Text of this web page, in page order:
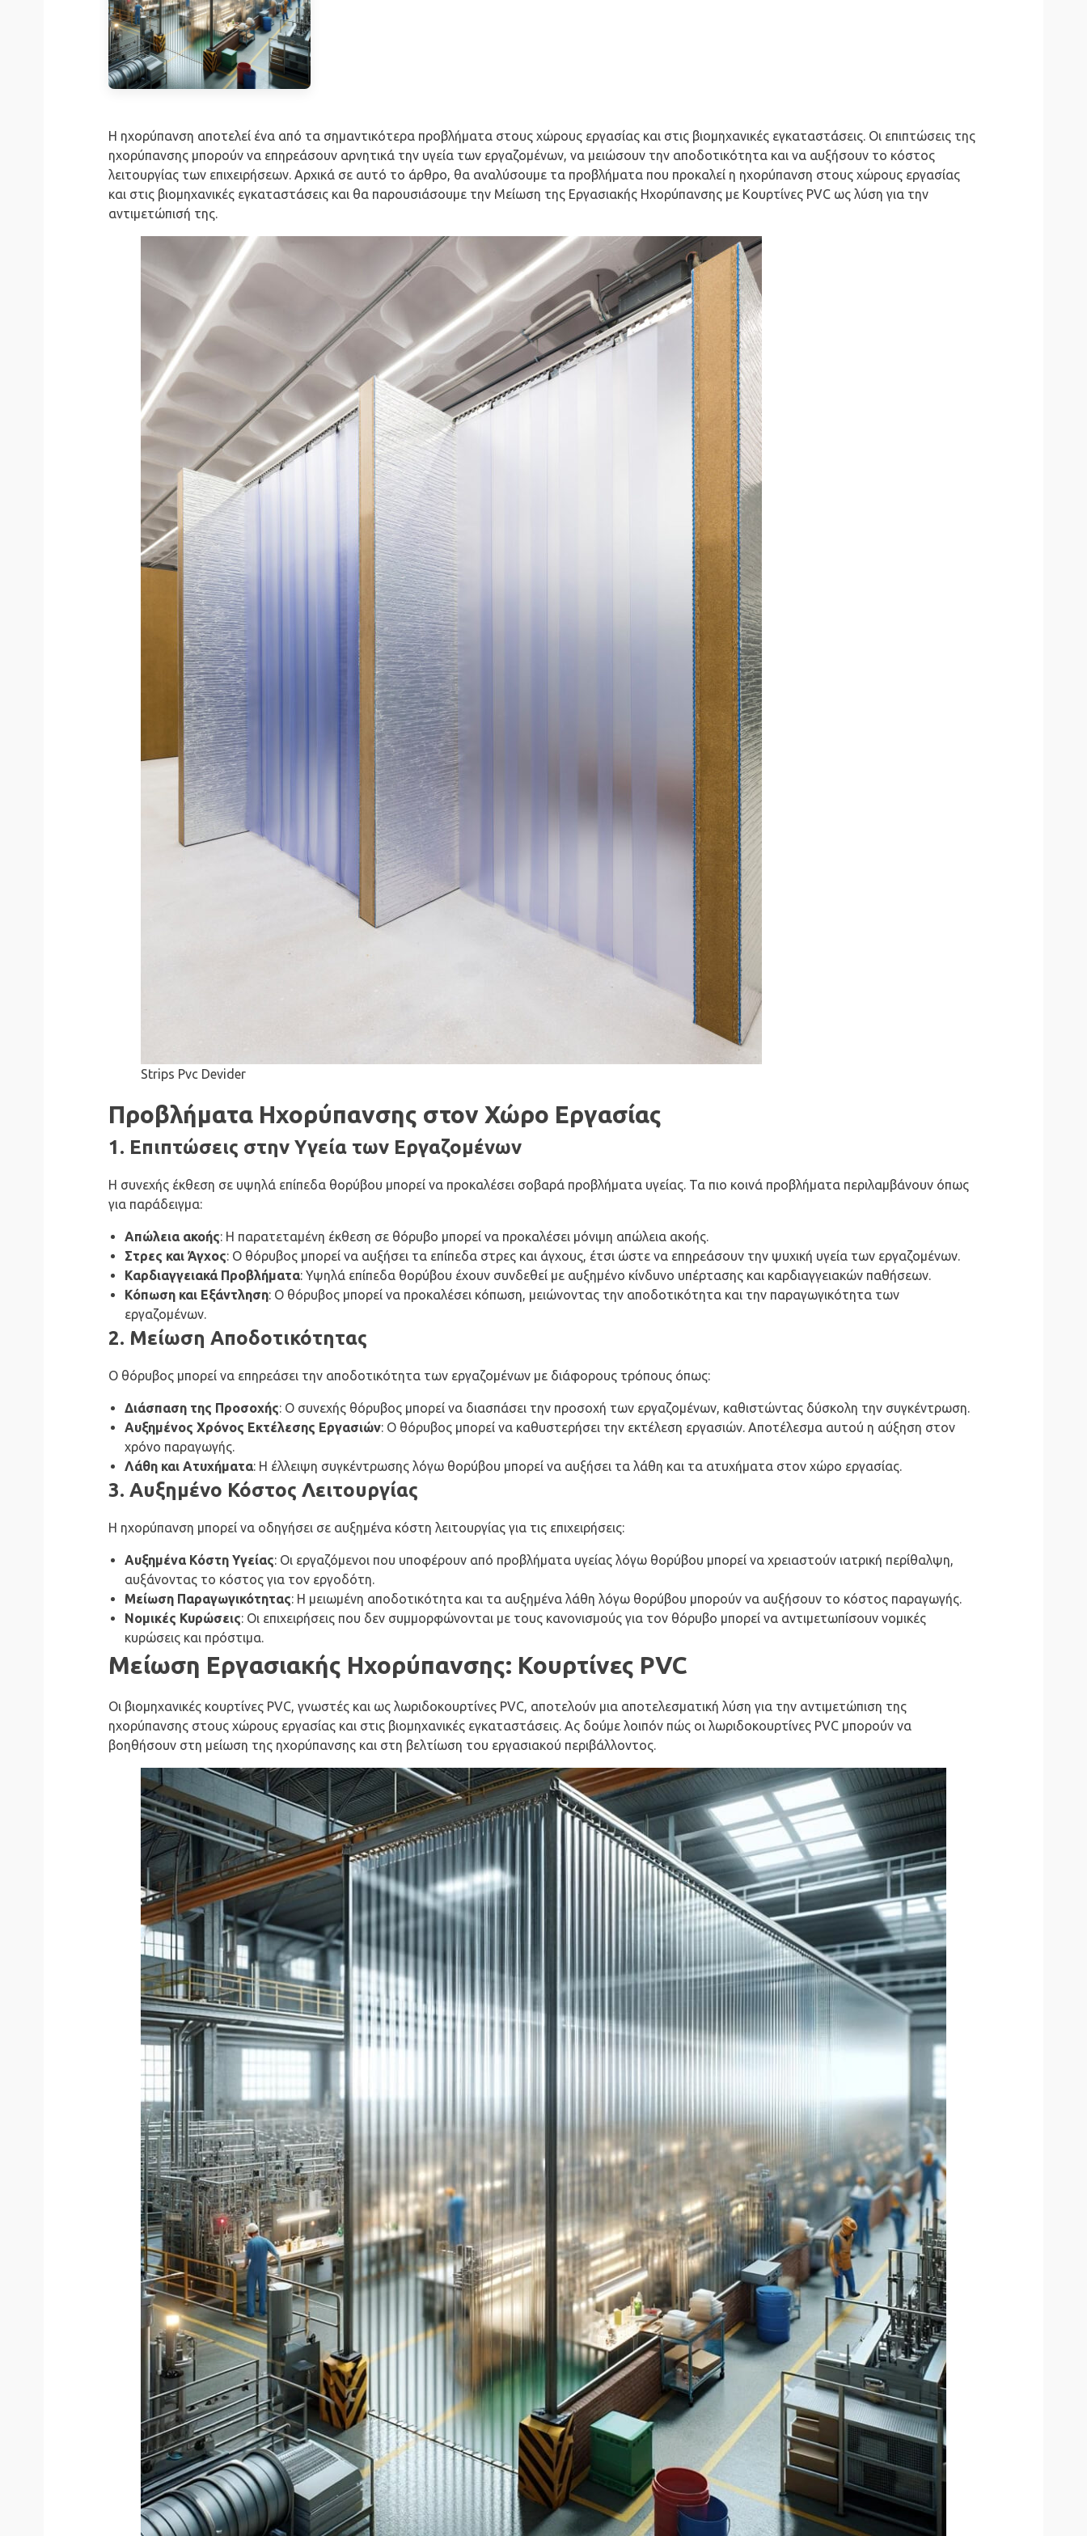
Η ηχορύπανση αποτελεί ένα από τα σημαντικότερα προβλήματα στους χώρους εργασίας και στις βιομηχανικές εγκαταστάσεις. Οι επιπτώσεις της
ηχορύπανσης μπορούν να επηρεάσουν αρνητικά την υγεία των εργαζομένων, να μειώσουν την αποδοτικότητα και να αυξήσουν το κόστος
λειτουργίας των επιχειρήσεων. Αρχικά σε αυτό το άρθρο, θα αναλύσουμε τα προβλήματα που προκαλεί η ηχορύπανση στους χώρους εργασίας
και στις βιομηχανικές εγκαταστάσεις και θα παρουσιάσουμε την Μείωση της Εργασιακής Ηχορύπανσης με Κουρτίνες PVC ως λύση για την
αντιμετώπισή της.
Strips Pvc Devider
Προβλήματα Ηχορύπανσης στον Χώρο Εργασίας
1. Επιπτώσεις στην Υγεία των Εργαζομένων
Η συνεχής έκθεση σε υψηλά επίπεδα θορύβου μπορεί να προκαλέσει σοβαρά προβλήματα υγείας. Τα πιο κοινά προβλήματα περιλαμβάνουν όπως
για παράδειγμα:
Απώλεια ακοής: Η παρατεταμένη έκθεση σε θόρυβο μπορεί να προκαλέσει μόνιμη απώλεια ακοής.
Στρες και Άγχος: Ο θόρυβος μπορεί να αυξήσει τα επίπεδα στρες και άγχους, έτσι ώστε να επηρεάσουν την ψυχική υγεία των εργαζομένων.
Καρδιαγγειακά Προβλήματα: Υψηλά επίπεδα θορύβου έχουν συνδεθεί με αυξημένο κίνδυνο υπέρτασης και καρδιαγγειακών παθήσεων.
Κόπωση και Εξάντληση: Ο θόρυβος μπορεί να προκαλέσει κόπωση, μειώνοντας την αποδοτικότητα και την παραγωγικότητα των
εργαζομένων.
2. Μείωση Αποδοτικότητας
Ο θόρυβος μπορεί να επηρεάσει την αποδοτικότητα των εργαζομένων με διάφορους τρόπους όπως:
Διάσπαση της Προσοχής: Ο συνεχής θόρυβος μπορεί να διασπάσει την προσοχή των εργαζομένων, καθιστώντας δύσκολη την συγκέντρωση.
Αυξημένος Χρόνος Εκτέλεσης Εργασιών: Ο θόρυβος μπορεί να καθυστερήσει την εκτέλεση εργασιών. Αποτέλεσμα αυτού η αύξηση στον
χρόνο παραγωγής.
Λάθη και Ατυχήματα: Η έλλειψη συγκέντρωσης λόγω θορύβου μπορεί να αυξήσει τα λάθη και τα ατυχήματα στον χώρο εργασίας.
3. Αυξημένο Κόστος Λειτουργίας
Η ηχορύπανση μπορεί να οδηγήσει σε αυξημένα κόστη λειτουργίας για τις επιχειρήσεις:
Αυξημένα Κόστη Υγείας: Οι εργαζόμενοι που υποφέρουν από προβλήματα υγείας λόγω θορύβου μπορεί να χρειαστούν ιατρική περίθαλψη,
αυξάνοντας το κόστος για τον εργοδότη.
Μείωση Παραγωγικότητας: Η μειωμένη αποδοτικότητα και τα αυξημένα λάθη λόγω θορύβου μπορούν να αυξήσουν το κόστος παραγωγής.
Νομικές Κυρώσεις: Οι επιχειρήσεις που δεν συμμορφώνονται με τους κανονισμούς για τον θόρυβο μπορεί να αντιμετωπίσουν νομικές
κυρώσεις και πρόστιμα.
Μείωση Εργασιακής Ηχορύπανσης: Κουρτίνες PVC
Οι βιομηχανικές κουρτίνες PVC, γνωστές και ως λωριδοκουρτίνες PVC, αποτελούν μια αποτελεσματική λύση για την αντιμετώπιση της
ηχορύπανσης στους χώρους εργασίας και στις βιομηχανικές εγκαταστάσεις. Ας δούμε λοιπόν πώς οι λωριδοκουρτίνες PVC μπορούν να
βοηθήσουν στη μείωση της ηχορύπανσης και στη βελτίωση του εργασιακού περιβάλλοντος.